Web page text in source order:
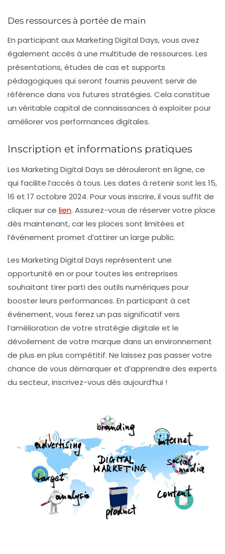
Des ressources à portée de main
En participant aux Marketing Digital Days, vous avez
également accès à une multitude de ressources. Les
présentations, études de cas et supports
pédagogiques qui seront fournis peuvent servir de
référence dans vos futures stratégies. Cela constitue
un véritable capital de connaissances à exploiter pour
améliorer vos performances digitales.
Inscription et informations pratiques
Les Marketing Digital Days se dérouleront en ligne, ce
qui facilite l’accès à tous. Les dates à retenir sont les 15,
16 et 17 octobre 2024. Pour vous inscrire, il vous suffit de
cliquer sur ce lien. Assurez-vous de réserver votre place
dès maintenant, car les places sont limitées et
l’événement promet d’attirer un large public.
Les Marketing Digital Days représentent une
opportunité en or pour toutes les entreprises
souhaitant tirer parti des outils numériques pour
booster leurs performances. En participant à cet
événement, vous ferez un pas significatif vers
l’amélioration de votre stratégie digitale et le
dévoilement de votre marque dans un environnement
de plus en plus compétitif. Ne laissez pas passer votre
chance de vous démarquer et d’apprendre des experts
du secteur, inscrivez-vous dès aujourd’hui !